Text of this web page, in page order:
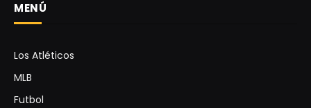
MENÚ
Los Atléticos
MLB
Futbol